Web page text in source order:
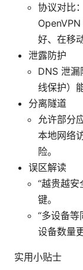
协议对比
好、在移
泄露防护
DNS 泄
线保护）
分离隧道
允许部分
本地网络
险。
误区解读
“越贵越
键。
“多设备等
设备数量
实用小贴士